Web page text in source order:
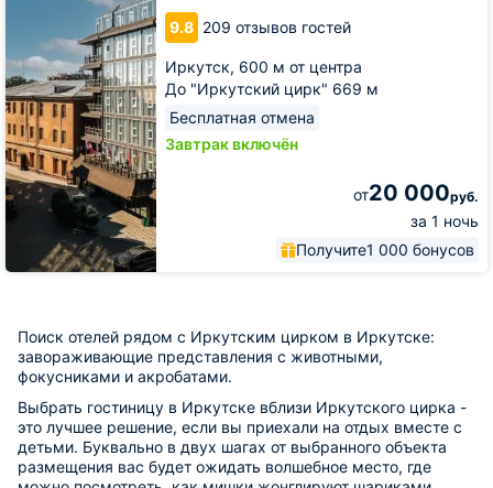
9.8 209 отзывов гостей
Иркутск, 600 м от центра
До "Иркутский цирк" 669 м
Бесплатная отмена
Завтрак включён
от20 000руб.
за 1 ночь
Получите1 000 бонусов
Поиск отелей рядом с Иркутским цирком в Иркутске:
завораживающие представления с животными,
фокусниками и акробатами.
Выбрать гостиницу в Иркутске вблизи Иркутского цирка -
это лучшее решение, если вы приехали на отдых вместе с
детьми. Буквально в двух шагах от выбранного объекта
размещения вас будет ожидать волшебное место, где